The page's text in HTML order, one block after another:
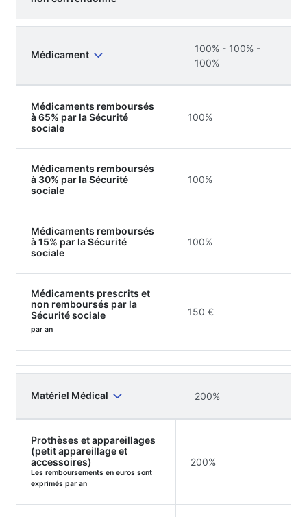
Médicament
100% - 100% -
100%
Médicaments remboursés
à 65% par la Sécurité
sociale
100%
Médicaments remboursés
à 30% par la Sécurité
sociale
100%
Médicaments remboursés
à 15% par la Sécurité
sociale
100%
Médicaments prescrits et
non remboursés par la
Sécurité sociale
par an
150 €
Matériel Médical 200%
Prothèses et appareillages
(petit appareillage et
accessoires)
Les remboursements en euros sont
exprimés par an
200%